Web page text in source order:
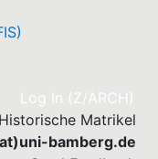
Log In (Z/ARCH)
Matrikel
bamberg.de